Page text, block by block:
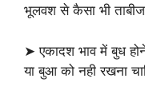
भूलवश से कैसा भी ताबीज
➤ एकादश भाव में बुध
या बुआ को नही रखना